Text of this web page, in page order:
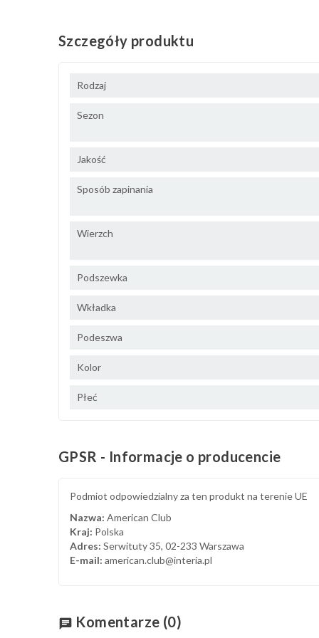
Szczegóły produktu
Rodzaj
Sezon
Jakość
Sposób zapinania
Wierzch
Podszewka
Wkładka
Podeszwa
Kolor
Płeć
GPSR - Informacje o producencie
Podmiot odpowiedzialny za ten produkt na terenie UE
Nazwa: American Club
Kraj: Polska
Adres: Serwituty 35, 02-233 Warszawa
E-mail: american.club@interia.pl
chat Komentarze (0)